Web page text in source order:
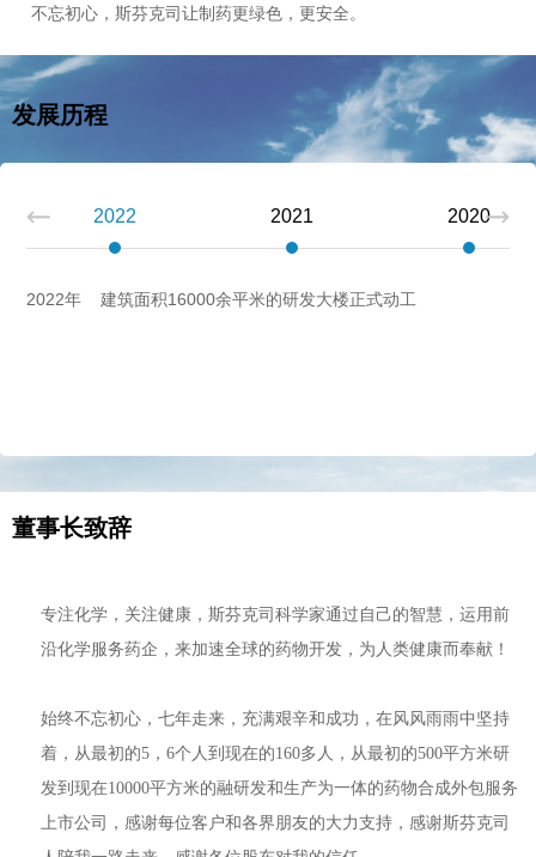
不忘初心，斯芬克司让制药更绿色，更安全。
发展历程
2022 2021 2020
2022年 建筑面积16000余平米的研发大楼正式动工
董事长致辞
专注化学，关注健康，斯芬克司科学家通过自己的智慧，运用前
沿化学服务药企，来加速全球的药物开发，为人类健康而奉献！
始终不忘初心，七年走来，充满艰辛和成功，在风风雨雨中坚持
着，从最初的5，6个人到现在的160多人，从最初的500平方米研
发到现在10000平方米的融研发和生产为一体的药物合成外包服务
上市公司，感谢每位客户和各界朋友的大力支持，感谢斯芬克司